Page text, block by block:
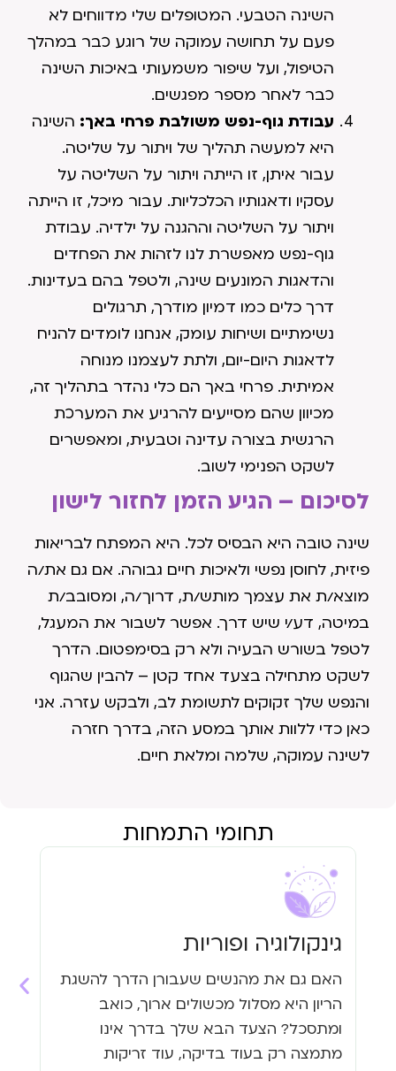
השינה הטבעי. המטופלים שלי מדווחים לא
פעם על תחושה עמוקה של רוגע כבר במהלך
הטיפול, ועל שיפור משמעותי באיכות השינה
כבר לאחר מספר מפגשים.
עבודת גוף-נפש משולבת פרחי באך: השינה
היא למעשה תהליך של ויתור על שליטה.
עבור איתן, זו הייתה ויתור על השליטה על
עסקיו ודאגותיו הכלכליות. עבור מיכל, זו הייתה
ויתור על השליטה וההגנה על ילדיה. עבודת
גוף-נפש מאפשרת לנו לזהות את הפחדים
והדאגות המונעים שינה, ולטפל בהם בעדינות.
דרך כלים כמו דמיון מודרך, תרגולים
נשימתיים ושיחות עומק, אנחנו לומדים להניח
לדאגות היום-יום, ולתת לעצמנו מנוחה
אמיתית. פרחי באך הם כלי נהדר בתהליך זה,
מכיוון שהם מסייעים להרגיע את המערכת
הרגשית בצורה עדינה וטבעית, ומאפשרים
לשקט הפנימי לשוב.
לסיכום – הגיע הזמן לחזור לישון
שינה טובה היא הבסיס לכל. היא המפתח לבריאות
פיזית, לחוסן נפשי ולאיכות חיים גבוהה. אם גם את/ה
מוצא/ת את עצמך מותש/ת, דרוך/ה, ומסובב/ת
במיטה, דע/י שיש דרך. אפשר לשבור את המעגל,
לטפל בשורש הבעיה ולא רק בסימפטום. הדרך
לשקט מתחילה בצעד אחד קטן – להבין שהגוף
והנפש שלך זקוקים לתשומת לב, ולבקש עזרה. אני
כאן כדי ללוות אותך במסע הזה, בדרך חזרה
לשינה עמוקה, שלמה ומלאת חיים.
תחומי התמחות
גינקולוגיה ופוריות
האם גם את מהנשים שעבורן הדרך להשגת
הריון היא מסלול מכשולים ארוך, כואב
ומתסכל? הצעד הבא שלך בדרך אינו
מתמצה רק בעוד בדיקה, עוד זריקות